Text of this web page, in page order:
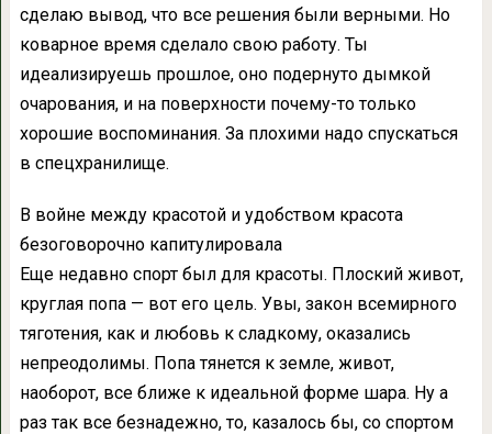
сделаю вывод, что все решения были верными. Но
коварное время сделало свою работу. Ты
идеализируешь прошлое, оно подернуто дымкой
очарования, и на поверхности почему-то только
хорошие воспоминания. За плохими надо спускаться
в спецхранилище.
В войне между красотой и удобством красота
безоговорочно капитулировала
Еще недавно спорт был для красоты. Плоский живот,
круглая попа — вот его цель. Увы, закон всемирного
тяготения, как и любовь к сладкому, оказались
непреодолимы. Попа тянется к земле, живот,
наоборот, все ближе к идеальной форме шара. Ну а
раз так все безнадежно, то, казалось бы, со спортом